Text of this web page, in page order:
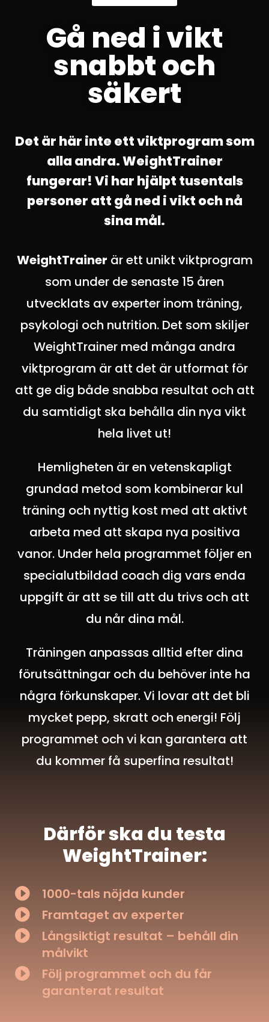
Gå ned i vikt
snabbt och
säkert
Det är här inte ett viktprogram som
alla andra. WeightTrainer
fungerar! Vi har hjälpt tusentals
personer att gå ned i vikt och nå
sina mål.
WeightTrainer är ett unikt viktprogram
som under de senaste 15 åren
utvecklats av experter inom träning,
psykologi och nutrition. Det som skiljer
WeightTrainer med många andra
viktprogram är att det är utformat för
att ge dig både snabba resultat och att
du samtidigt ska behålla din nya vikt
hela livet ut!
Hemligheten är en vetenskapligt
grundad metod som kombinerar kul
träning och nyttig kost med att aktivt
arbeta med att skapa nya positiva
vanor. Under hela programmet följer en
specialutbildad coach dig vars enda
uppgift är att se till att du trivs och att
du når dina mål.
Träningen anpassas alltid efter dina
förutsättningar och du behöver inte ha
några förkunskaper.Vi lovar att det bli
mycket pepp, skratt och energi! Följ
programmet och vi kan garantera att
du kommer få superfina resultat!
Därför ska du testa
WeightTrainer:
 1000-tals nöjda kunder
 Framtaget av experter

Långsiktigt resultat – behåll din
målvikt

Följ programmet och du får
garanterat resultat